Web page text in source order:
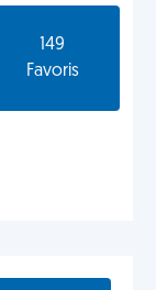
149
Favoris